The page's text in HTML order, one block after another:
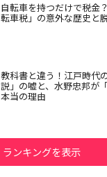
自転車を持つだけで税金
転車税」の意外な歴史と
教科書と違う！江戸時代
説」の嘘と、水野忠邦が
本当の理由
ランキングを表示